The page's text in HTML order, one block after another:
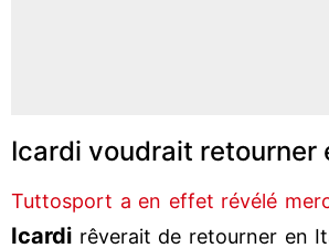
Icardi voudrait retourner
Tuttosport a en effet révélé
Icardi rêverait de retourner en